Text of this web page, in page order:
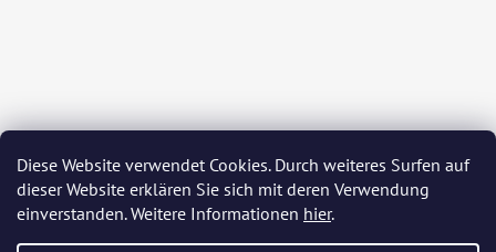
Diese Website verwendet Cookies. Durch weiteres Surfen auf
dieser Website erklären Sie sich mit deren Verwendung
einverstanden. Weitere Informationen hier.
Čeština Slovenčina English Deutsch Magyar
Język polski Română Italiano Español Français
Português Български Hrvatski Slovenščina
Nederlands Українська Ελληνικά Svenska Dansk